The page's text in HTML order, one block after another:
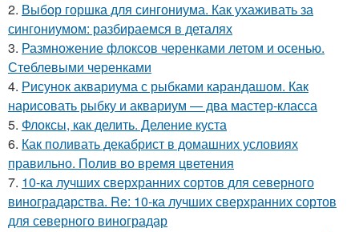
2. Выбор горшка для сингониума. Как ухаживать за
сингониумом: разбираемся в деталях
3. Размножение флоксов черенками летом и осенью.
Стеблевыми черенками
4. Рисунок аквариума с рыбками карандашом. Как
нарисовать рыбку и аквариум — два мастер-класса
5. Флоксы, как делить. Деление куста
6. Как поливать декабрист в домашних условиях
правильно. Полив во время цветения
7. 10-ка лучших сверхранних сортов для северного
виноградарства. Re: 10-ка лучших сверхранних сортов
для северного виноградар